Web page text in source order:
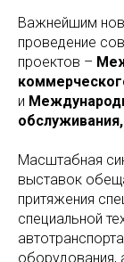
Важнейшим
проведение
проектов –
и
Масштабная
выставок
притяжения
специальной
оборудования,